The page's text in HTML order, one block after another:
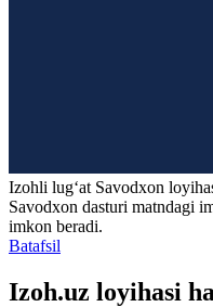
Izohli lugʻat Savodxon
Savodxon dasturi matndagi
imkon beradi.
Batafsil
Izoh.uz loyihasi